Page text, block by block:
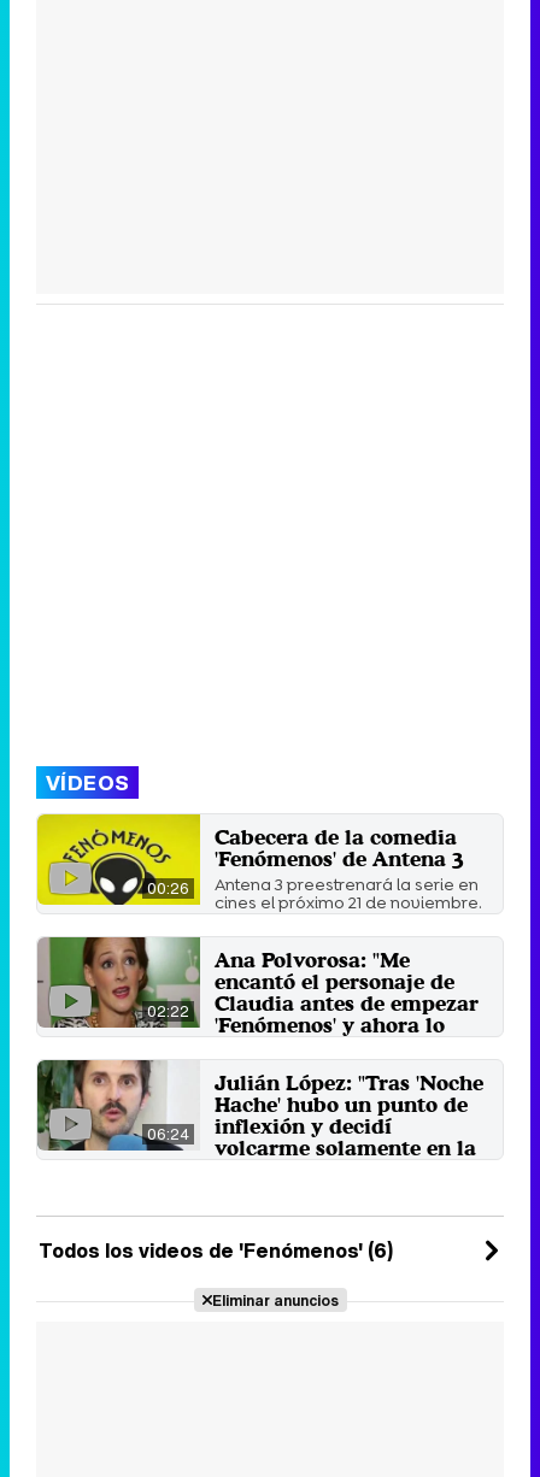
VÍDEOS
00:26
Cabecera de la comedia
'Fenómenos' de Antena 3
Antena 3 preestrenará la serie en
cines el próximo 21 de noviembre.
No hay fecha para ...
02:22
Ana Polvorosa: "Me
encantó el personaje de
Claudia antes de empezar
'Fenómenos' y ahora lo
Tras el casting, la actriz asegura
que no se lo pensó dos veces
cuando la llamaron para ...
9 de noviembre 2012
06:24
Julián López: "Tras 'Noche
Hache' hubo un punto de
inflexión y decidí
volcarme solamente en la
en la disparatada comedia
3 de noviembre 2012
Todos los videos de 'Fenómenos' (6)
Eliminar anuncios